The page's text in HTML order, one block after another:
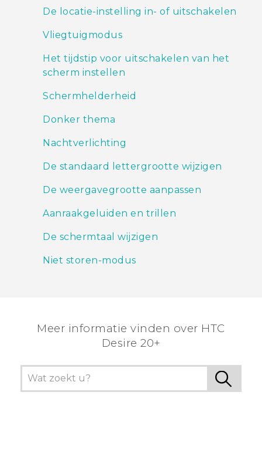
HTC-apparaten & -accessoires
VIVERSE
Aanmelden
De locatie-instelling in- of uitschakelen
Vliegtuigmodus
Het tijdstip voor uitschakelen van het
scherm instellen
Schermhelderheid
Donker thema
Nachtverlichting
De standaard lettergrootte wijzigen
De weergavegrootte aanpassen
Aanraakgeluiden en trillen
De schermtaal wijzigen
Niet storen-modus
Meer informatie vinden over HTC
Desire 20+